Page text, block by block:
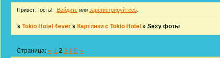
Привет, Гость! Войдитеили зарегистрируйтесь.
»Tokio Hotel 4ever »Картинки с Tokio Hotel »Sexy фоты
Страница:« 1 2 3 4 5 »